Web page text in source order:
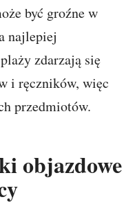
być groźne w
najlepiej
zdarzają się
i ręczników, więc
przedmiotów.
objazdowe